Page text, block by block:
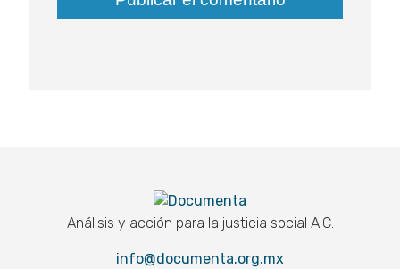
Documenta
Análisis y acción para la justicia social A.C.
info@documenta.org.mx